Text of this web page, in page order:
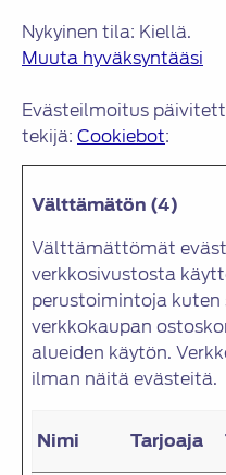
Nykyinen tila: Kiellä.
Muuta hyväksyntääsi
Evästeilmoitus
tekijä: Cookiebot:
Välttämätön (4)
Välttämättömät
verkkosivustosta
perustoimintoja kuten
verkkokaupan
alueiden käytön.
ilman näitä evästeitä.
Nimi Tarjoaja